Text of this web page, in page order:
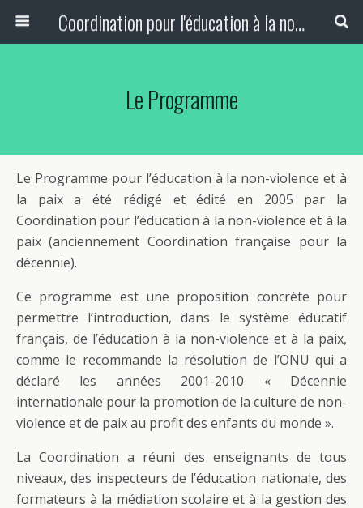
Coordination pour l'éducation à la non-violence et à la paix
Le Programme
Le Programme pour l’éducation à la non-violence et à
la paix a été rédigé et édité en 2005 par la
Coordination pour l’éducation à la non-violence et à la
paix (anciennement Coordination française pour la
décennie).
Ce programme est une proposition concrète pour
permettre l’introduction, dans le système éducatif
français, de l’éducation à la non-violence et à la paix,
comme le recommande la résolution de l’ONU qui a
déclaré les années 2001-2010 « Décennie
internationale pour la promotion de la culture de non-
violence et de paix au profit des enfants du monde ».
La Coordination a réuni des enseignants de tous
niveaux, des inspecteurs de l’éducation nationale, des
formateurs à la médiation scolaire et à la gestion des